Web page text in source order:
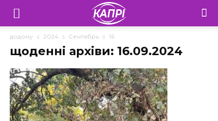
Телебачення
«Капрі»
Новини
Донеччини
додому 2024 Сентябрь 16
щоденні архіви: 16.09.2024